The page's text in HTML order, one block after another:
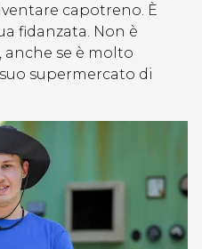
capotreno. È
fidanzata. Non è
se è molto
supermercato di